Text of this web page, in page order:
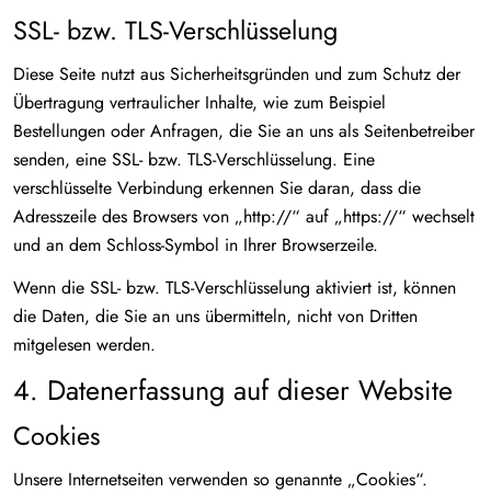
SSL- bzw. TLS-Verschlüsselung
Diese Seite nutzt aus Sicherheitsgründen und zum Schutz der
Übertragung vertraulicher Inhalte, wie zum Beispiel
Bestellungen oder Anfragen, die Sie an uns als Seitenbetreiber
senden, eine SSL- bzw. TLS-Verschlüsselung. Eine
verschlüsselte Verbindung erkennen Sie daran, dass die
Adresszeile des Browsers von „http://“ auf „https://“ wechselt
und an dem Schloss-Symbol in Ihrer Browserzeile.
Wenn die SSL- bzw. TLS-Verschlüsselung aktiviert ist, können
die Daten, die Sie an uns übermitteln, nicht von Dritten
mitgelesen werden.
4. Datenerfassung auf dieser Website
Cookies
Unsere Internetseiten verwenden so genannte „Cookies“.